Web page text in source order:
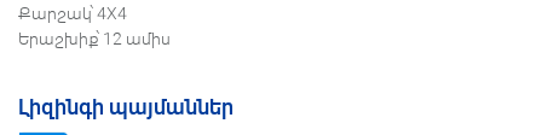
Քարշակ՝ 4Х4
Երաշխիք՝ 12 ամիս
Լիզինգի պայմաններ